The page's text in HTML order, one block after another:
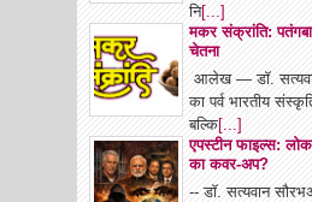
नि[...]
मकर संक्रांति:
चेतना
आलेख — डॉ.
का पर्व भारतीय
बल्कि[...]
एपस्टीन फाइल्स:
का कवर-अप?
-- डॉ. सत्यवान